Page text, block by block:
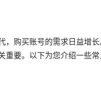
，购买账号的需求日益增
重要。以下为您介绍一些常